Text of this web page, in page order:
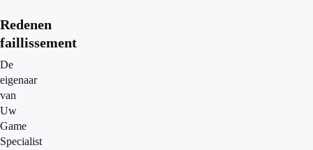
Redenen
faillissement
De
eigenaar
van
Uw
Game
Specialist